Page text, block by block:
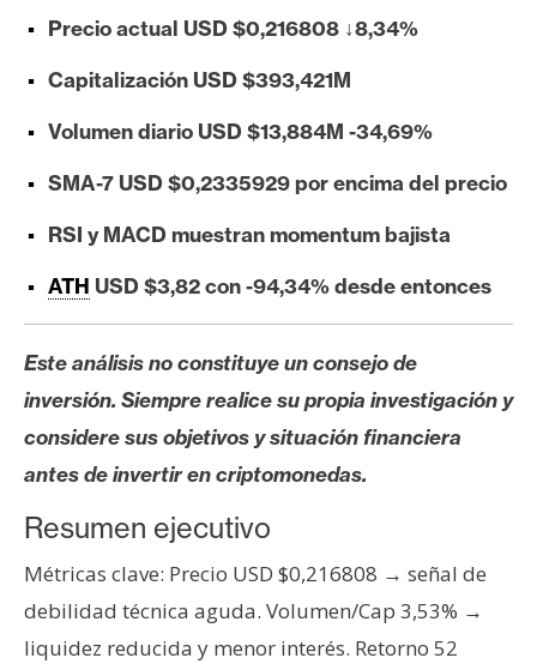
h
r
u
m
A
A
n
á
l
s
s
Precio actual USD $0,216808 ↓8,34%
Capitalización USD $393,421M
Volumen diario USD $13,884M -34,69%
SMA-7 USD $0,2335929 por encima del precio
RSI y MACD muestran momentum bajista
ATH USD $3,82 con -94,34% desde entonces
Este análisis no constituye un consejo de
inversión. Siempre realice su propia investigación y
considere sus objetivos y situación financiera
antes de invertir en criptomonedas.
Resumen ejecutivo
Métricas clave: Precio USD $0,216808 → señal de
debilidad técnica aguda. Volumen/Cap 3,53% →
liquidez reducida y menor interés. Retorno 52